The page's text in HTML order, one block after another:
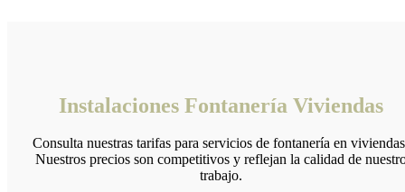
Instalaciones Fontanería Viviendas
Consulta nuestras tarifas para servicios de fontanería en
Nuestros precios son competitivos y reflejan la calidad de
trabajo.